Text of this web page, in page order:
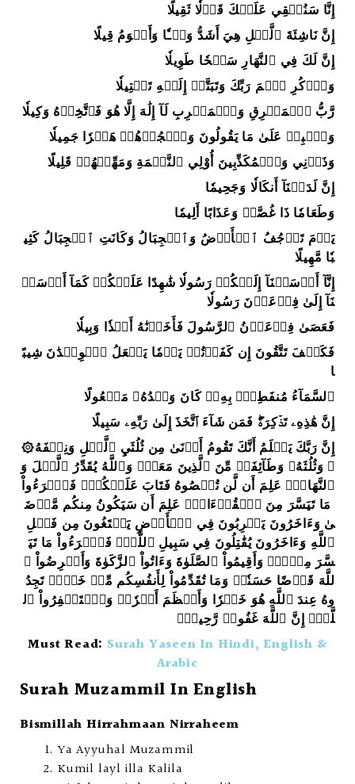
إِنَّا سَنُلۡقِي عَلَيۡكَ قَوۡلٗا ثَقِيلًا
إِنَّ نَاشِئَةَ ٱلَّيۡلِ هِيَ أَشَدُّ وَطۡـٔٗا وَأَقۡوَمُ قِيلًا
إِنَّ لَكَ فِي ٱلنَّهَارِ سَبۡحٗا طَوِيلٗا
وَٱذۡكُرِ ٱسۡمَ رَبِّكَ وَتَبَتَّلۡ إِلَيۡهِ تَبۡتِيلٗا
رَّبُّ ٱلۡمَشۡرِقِ وَٱلۡمَغۡرِبِ لَآ إِلَٰهَ إِلَّا هُوَ فَٱتَّخِذۡهُ وَكِيلٗا
وَٱصۡبِرۡ عَلَىٰ مَا يَقُولُونَ وَٱهۡجُرۡهُمۡ هَجۡرٗا جَمِيلٗا
وَذَرۡنِي وَٱلۡمُكَذِّبِينَ أُوْلِي ٱلنَّعۡمَةِ وَمَهِّلۡهُمۡ قَلِيلًا
إِنَّ لَدَيۡنَآ أَنكَالٗا وَجَحِيمٗا
وَطَعَامٗا ذَا غُصَّةٖ وَعَذَابًا أَلِيمٗا
يَوۡمَ تَرۡجُفُ ٱلۡأَرۡضُ وَٱلۡجِبَالُ وَكَانَتِ ٱلۡجِبَالُ كَثِي
بٗا مَّهِيلًا
إِنَّآ أَرۡسَلۡنَآ إِلَيۡكُمۡ رَسُولٗا شَٰهِدًا عَلَيۡكُمۡ كَمَآ أَرۡسَلۡ
نَآ إِلَىٰ فِرۡعَوۡنَ رَسُولٗا
فَعَصَىٰ فِرۡعَوۡنُ ٱلرَّسُولَ فَأَخَذۡنَٰهُ أَخۡذٗا وَبِيلٗا
فَكَيۡفَ تَتَّقُونَ إِن كَفَرۡتُمۡ يَوۡمٗا يَجۡعَلُ ٱلۡوِلۡدَٰنَ شِيبً
ا
ٱلسَّمَآءُ مُنفَطِرُۢ بِهِۦۚ كَانَ وَعۡدُهُۥ مَفۡعُولًا
إِنَّ هَٰذِهِۦ تَذۡكِرَةٞۖ فَمَن شَآءَ ٱتَّخَذَ إِلَىٰ رَبِّهِۦ سَبِيلًا
۞إِنَّ رَبَّكَ يَعۡلَمُ أَنَّكَ تَقُومُ أَدۡنَىٰ مِن ثُلُثَيِ ٱلَّيۡلِ وَنِصۡفَهُ
ۥ وَثُلُثَهُۥ وَطَآئِفَةٞ مِّنَ ٱلَّذِينَ مَعَكَۚ وَٱللَّهُ يُقَدِّرُ ٱلَّيۡلَ وَ
ٱلنَّهَارَۚ عَلِمَ أَن لَّن تُحۡصُوهُ فَتَابَ عَلَيۡكُمۡۖ فَٱقۡرَءُواْ
مَا تَيَسَّرَ مِنَ ٱلۡقُرۡءَانِۚ عَلِمَ أَن سَيَكُونُ مِنكُم مَّرۡضَ
ىٰ وَءَاخَرُونَ يَضۡرِبُونَ فِي ٱلۡأَرۡضِ يَبۡتَغُونَ مِن فَضۡلِ
ٱللَّهِ وَءَاخَرُونَ يُقَٰتِلُونَ فِي سَبِيلِ ٱللَّهِۖ فَٱقۡرَءُواْ مَا تَيَ
سَّرَ مِنۡهُۚ وَأَقِيمُواْ ٱلصَّلَوٰةَ وَءَاتُواْ ٱلزَّكَوٰةَ وَأَقۡرِضُواْ ٱ
للَّهَ قَرۡضًا حَسَنٗاۚ وَمَا تُقَدِّمُواْ لِأَنفُسِكُم مِّنۡ خَيۡرٖ تَجِدُ
وهُ عِندَ ٱللَّهِ هُوَ خَيۡرٗا وَأَعۡظَمَ أَجۡرٗاۚ وَٱسۡتَغۡفِرُواْ ٱل
لَّهَۖ إِنَّ ٱللَّهَ غَفُورٞ رَّحِيمُۢ
Must Read: Surah Yaseen In Hindi, English &
Arabic
Surah Muzammil In English
Bismillah Hirrahmaan Nirraheem
Ya Ayyuhal Muzammil
Kumil layl illa Kalila